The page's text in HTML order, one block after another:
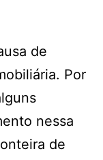
de
Por
nessa
de